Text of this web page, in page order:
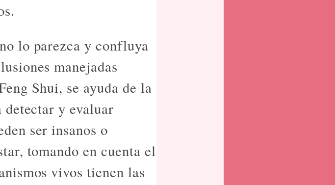
lo parezca y confluya
manejadas
Shui, se ayuda de la
y evaluar
ser insanos o
tomando en cuenta el
vivos tienen las